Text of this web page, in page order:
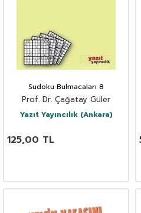
Sudoku Bulmacaları 8
Prof. Dr. Çağatay Güler
Yazıt Yayıncılık (Ankara)
125,00 TL